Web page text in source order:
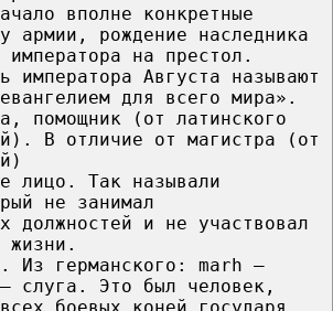
вполне конкретные
армии, рождение наследника
императора на престол.
императора Августа называют
для всего мира».
помощник (от латинского
В отличие от магистра (от
лицо. Так называли
не занимал
должностей и не участвовал
жизни.
Из германского: marh —
слуга. Это был человек,
боевых коней государя.